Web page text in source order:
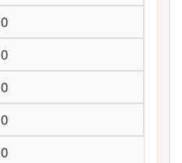
0
0
0
0
0